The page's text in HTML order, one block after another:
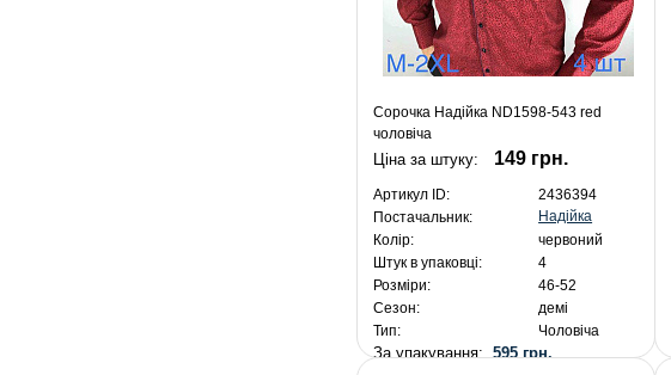
Сорочка Надійка ND1598-543 red
чоловіча
Ціна за штуку: 149 грн.
Артикул ID:
2436394
Постачальник:
Надійка
Колір:
червоний
Штук в упаковці:
4
Розміри:
46-52
Сезон:
демі
Тип:
Чоловіча
За упакування:595 грн.